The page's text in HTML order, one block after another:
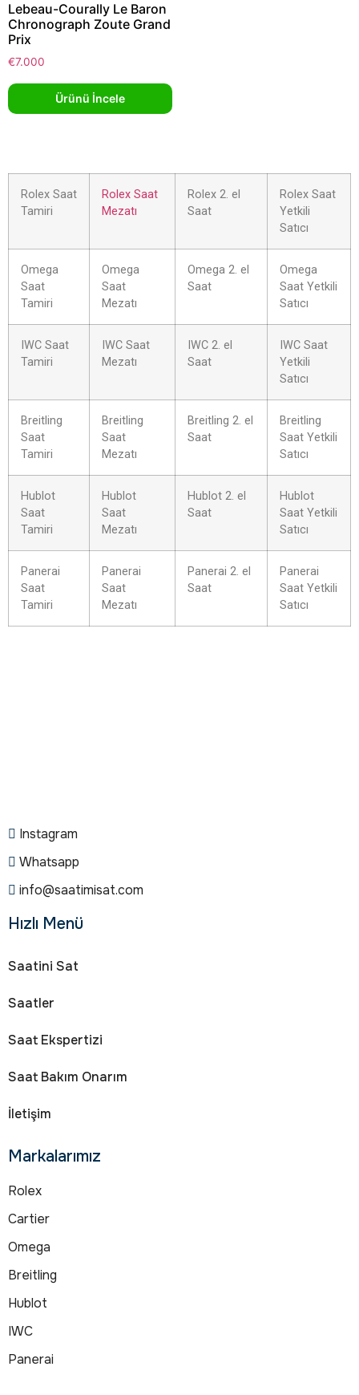
Lebeau-Courally Le Baron
Chronograph Zoute Grand
Prix
€7.000
Ürünü İncele
Rolex Saat
Tamiri
Rolex Saat
Mezatı
Rolex 2. el
Saat
Rolex Saat
Yetkili
Satıcı
Omega
Saat
Tamiri
Omega
Saat
Mezatı
Omega 2. el
Saat
Omega
Saat Yetkili
Satıcı
IWC Saat
Tamiri
IWC Saat
Mezatı
IWC 2. el
Saat
IWC Saat
Yetkili
Satıcı
Breitling
Saat
Tamiri
Breitling
Saat
Mezatı
Breitling 2. el
Saat
Breitling
Saat Yetkili
Satıcı
Hublot
Saat
Tamiri
Hublot
Saat
Mezatı
Hublot 2. el
Saat
Hublot
Saat Yetkili
Satıcı
Panerai
Saat
Tamiri
Panerai
Saat
Mezatı
Panerai 2. el
Saat
Panerai
Saat Yetkili
Satıcı
Instagram
Whatsapp
info@saatimisat.com
Hızlı Menü
Saatini Sat
Saatler
Saat Ekspertizi
Saat Bakım Onarım
İletişim
Markalarımız
Rolex
Cartier
Omega
Breitling
Hublot
IWC
Panerai